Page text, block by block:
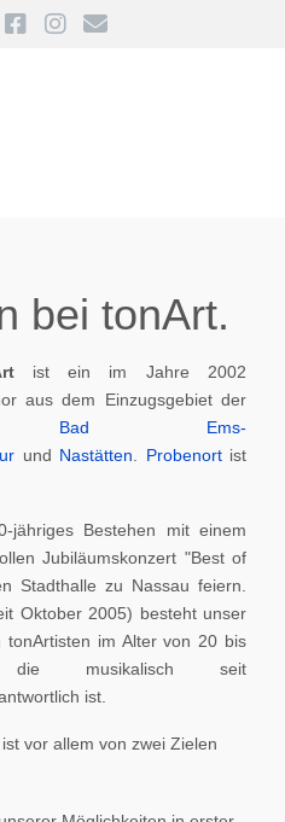
bei tonArt.
ist ein im Jahre 2002
aus dem Einzugsgebiet der
Bad Ems-
und Nastätten Probenortist
jähriges Bestehen mit einem
Jubiläumskonzert "Best of
Stadthalle zu Nassau feiern.
Oktober 2005) besteht unser
im Alter von 20 bis
musikalisch seit
ist.
vor allem von zwei Zielen